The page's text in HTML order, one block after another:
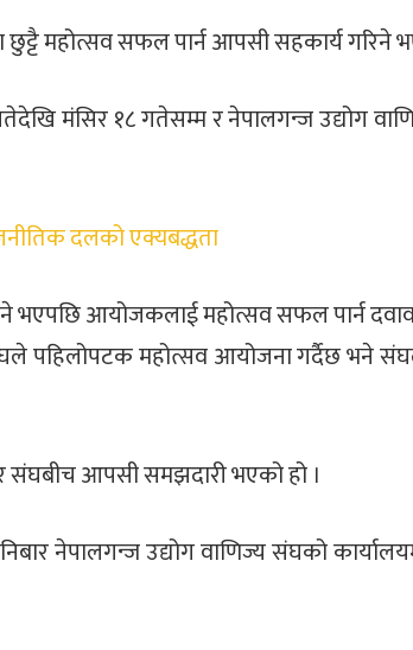
महोत्सव सफल पार्न आपसी सहकार्य गरिने
मंसिर १८ गतेसम्म र नेपालगन्ज उद्योग
दलको एक्यबद्धता
भएपछि आयोजकलाई महोत्सव सफल पार्न
पहिलोपटक महोत्सव आयोजना गर्दैछ भने
आपसी समझदारी भएको हो ।
नेपालगन्ज उद्योग वाणिज्य संघको